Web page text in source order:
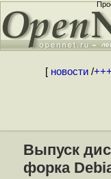
[ новости/+++
Выпуск
форка